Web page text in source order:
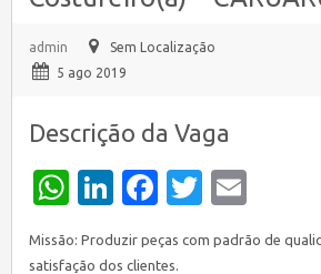
admin
Sem Localização
5 ago 2019
Descrição da Vaga
WhatsApp
LinkedIn
Facebook
Twitter
Missão: Produzir peças com padrão de
satisfação dos clientes.